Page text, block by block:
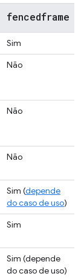
fencedframe
Sim
Não
Não
Não
Sim (depende
do caso de uso)
Sim
Sim (depende
do caso de uso)